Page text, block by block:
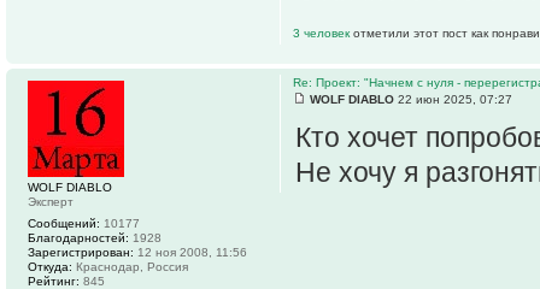
3 человек отметили этот пост как
Re: Проект: "Начнем с нуля -
WOLF DIABLO 22 июн 2025, 07:27
Кто хочет
Не хочу я
WOLF DIABLO
Эксперт
Сообщений: 10177
Благодарностей: 1928
Зарегистрирован: 12 ноя 2008, 11:56
Откуда: Краснодар, Россия
Рейтинг: 845